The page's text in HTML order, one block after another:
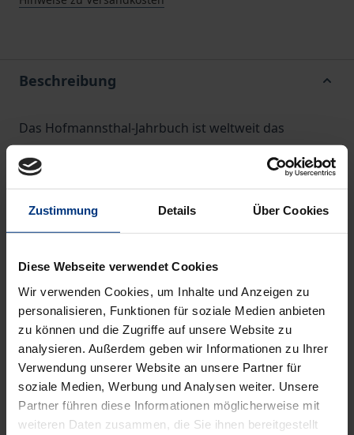
Zustimmung Details Über Cookies
Diese Webseite verwendet Cookies
Wir verwenden Cookies, um Inhalte und Anzeigen zu
personalisieren, Funktionen für soziale Medien anbieten
zu können und die Zugriffe auf unsere Website zu
analysieren. Außerdem geben wir Informationen zu Ihrer
Verwendung unserer Website an unsere Partner für
soziale Medien, Werbung und Analysen weiter. Unsere
Partner führen diese Informationen möglicherweise mit
weiteren Daten zusammen, die Sie ihnen bereitgestellt
Beschreibung
Das Hofmannsthal-Jahrbuch ist weltweit das
wichtigste Organ der Hofmannsthal-Forschung. Es
bietet neben der Veröffentlichung bisher
unpublizierter Briefwechsel Beiträge namhafter
Wissenschaftler zur europäischen Kultur der
Moderne. Inhalt: - Christine Lubkoll / Michael Ott: in
memoriam Gerhard Neumann - Noch mehr
von Ursula Renner - Elsbeth Dangel-Pelloquin:
»Wunderbare Fügung«. Heinrich Zimmer als
Nachlassverwalter Hofmannsthals - Katharina
Geiser: Geschichten wie aus dem Roman. Heinrich
und Christiane Zimmer, Eugen und Mila Esslinger -
Mathias Mayer: Die Komik des Scheiterns.